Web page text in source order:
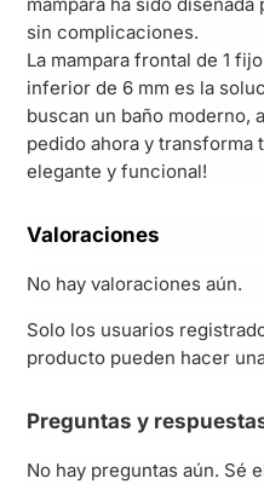
mampara ha sido
sin complicaciones.
La mampara frontal de 1
inferior de 6 mm es la
buscan un baño moderno,
pedido ahora y transforma
elegante y funcional!
Valoraciones
No hay valoraciones aún.
Solo los usuarios
producto pueden hacer
Preguntas y
No hay preguntas aún. Sé